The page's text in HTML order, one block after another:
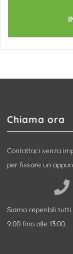
Chiama ora
Contattaci senza
per fissare un
Siamo reperibili tutti
9:00 fino alle 13:00.